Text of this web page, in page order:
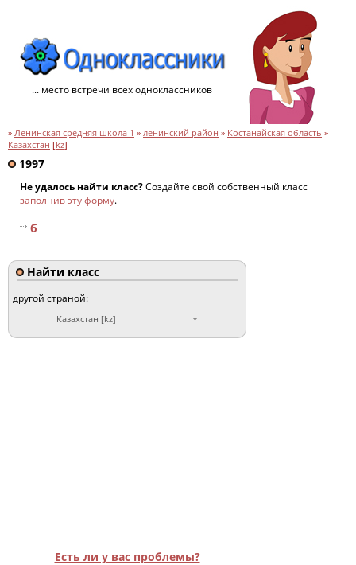
... место встречи всех одноклассников
» Ленинская средняя школа 1 » ленинский район » Костанайская область »
Казахстан [kz]
1997
Не удалось найти класс?Создайте свой собственный класс
заполнив эту форму.
б
Найти класс
другой страной:
Казахстан [kz]
Есть ли у вас проблемы?